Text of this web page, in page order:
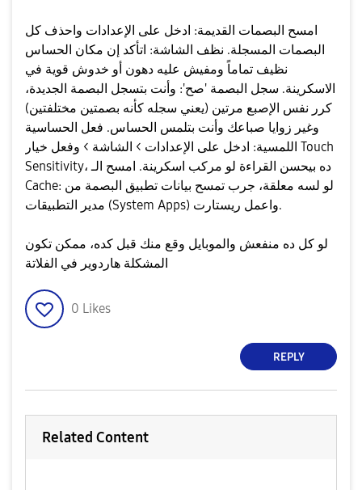
​امسح البصمات القديمة: ادخل على الإعدادات واحذف كل
البصمات المسجلة. ​نظف الشاشة: اتأكد إن مكان الحساس
نظيف تماماً ومفيش عليه دهون أو خدوش قوية في
الاسكرينة. ​سجل البصمة 'صح': وأنت بتسجل البصمة الجديدة،
كرر نفس الإصبع مرتين (يعني سجله كأنه بصمتين مختلفتين)
وغير زوايا صباعك وأنت بتلمس الحساس. ​فعل الحساسية
اللمسية: ادخل على الإعدادات > الشاشة > وفعل خيار Touch
Sensitivity، ده بيحسن القراءة لو مركب اسكرينة. ​امسح الـ
Cache: لو لسه معلقة، جرب تمسح بيانات تطبيق البصمة من
مدير التطبيقات (System Apps) واعمل ريستارت.
​لو كل ده منفعش والموبايل وقع منك قبل كده، ممكن تكون
المشكلة هاردوير في الفلاتة
0 Likes
REPLY
Related Content